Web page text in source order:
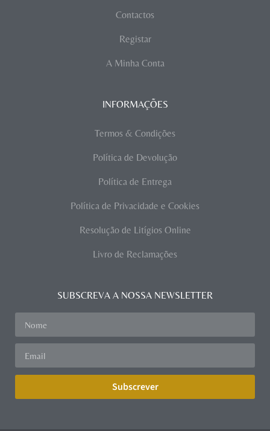
Contactos
Registar
A Minha Conta
INFORMAÇÕES
Termos & Condições
Política de Devolução
Política de Entrega
Política de Privacidade e Cookies
Resolução de Litígios Online
Livro de Reclamações
SUBSCREVA A NOSSA NEWSLETTER
Subscrever